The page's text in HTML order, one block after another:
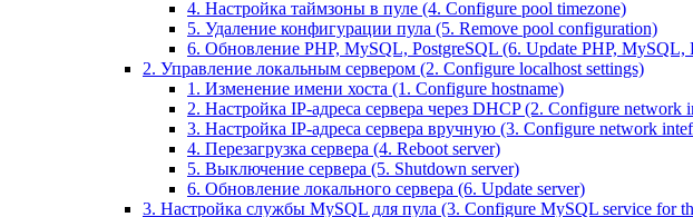
4. Настройка таймзоны в пуле (4. Configure pool timezone)
5. Удаление конфигурации пула (5. Remove pool configuration)
6. Обновление PHP, MySQL, PostgreSQL (6. Update PHP, MySQL,
2. Управление локальным сервером (2. Configure localhost settings)
1. Изменение имени хоста (1. Configure hostname)
2. Настройка IP-адреса сервера через DHCP (2. Configure network
3. Настройка IP-адреса сервера вручную (3. Configure network
4. Перезагрузка сервера (4. Reboot server)
5. Выключение сервера (5. Shutdown server)
6. Обновление локального сервера (6. Update server)
3. Настройка службы MySQL для пула (3. Configure MySQL service for